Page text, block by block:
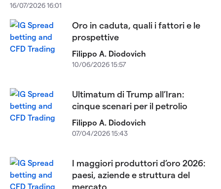
16/07/2026 16:01
Oro in caduta, quali i fattori e le
prospettive
Filippo A. Diodovich
10/06/2026 15:57
Ultimatum di Trump all’Iran:
cinque scenari per il petrolio
Filippo A. Diodovich
07/04/2026 15:43
I maggiori produttori d’oro 2026:
paesi, aziende e struttura del
mercato